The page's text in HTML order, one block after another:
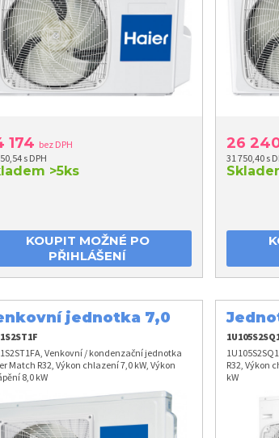
174 bez DPH
s DPH
>5ks
KOUPIT MOŽNÉ PO
PŘIHLÁŠENÍ
26
31 750,40 s
jednotka 7,0
Venkovní / kondenzační jednotka
Match R32, Výkon chlazení 7,0 kW, Výkon
8,0 kW
R32, Výkon
kW